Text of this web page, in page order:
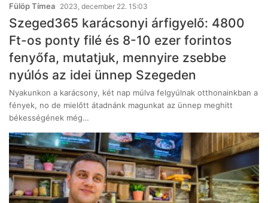
Fülöp Tímea 2023, december 22. 15:03
Szeged365 karácsonyi árfigyelő: 4800
Ft-os ponty filé és 8-10 ezer forintos
fenyőfa, mutatjuk, mennyire zsebbe
nyúlós az idei ünnep Szegeden
Nyakunkon a karácsony, két nap múlva felgyúlnak otthonainkban a
fények, no de mielőtt átadnánk magunkat az ünnep meghitt
békességének még…